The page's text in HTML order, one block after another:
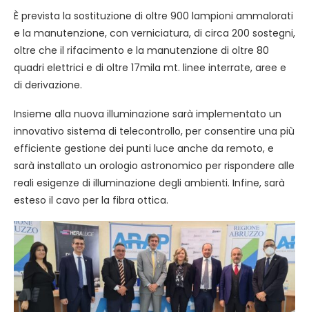
È prevista la sostituzione di oltre 900 lampioni ammalorati
e la manutenzione, con verniciatura, di circa 200 sostegni,
oltre che il rifacimento e la manutenzione di oltre 80
quadri elettrici e di oltre 17mila mt. linee interrate, aree e
di derivazione.
Insieme alla nuova illuminazione sarà implementato un
innovativo sistema di telecontrollo, per consentire una più
efficiente gestione dei punti luce anche da remoto, e
sarà installato un orologio astronomico per rispondere alle
reali esigenze di illuminazione degli ambienti. Infine, sarà
esteso il cavo per la fibra ottica.